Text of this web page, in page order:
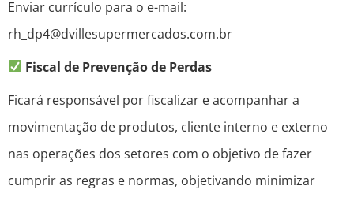
Enviar currículo para o e-mail:
rh_dp4@dvillesupermercados.com.br
Fiscal de Prevenção de Perdas
Ficará responsável por fiscalizar e acompanhar a
movimentação de produtos, cliente interno e externo
nas operações dos setores com o objetivo de fazer
cumprir as regras e normas, objetivando minimizar